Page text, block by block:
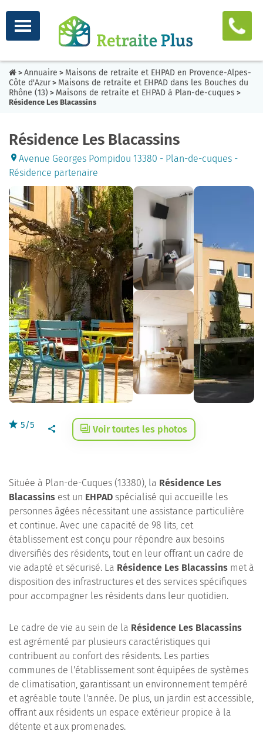
> Annuaire > Maisons de retraite et EHPAD en Provence-Alpes-
Côte d'Azur> Maisons de retraite et EHPAD dans les Bouches du
Rhône (13) > Maisons de retraite et EHPAD à Plan-de-cuques >
Résidence Les Blacassins
Résidence Les Blacassins
Avenue Georges Pompidou 13380 - Plan-de-cuques -
Résidence partenaire
5/5 Voir toutes les photos
Située à Plan-de-Cuques (13380), la Résidence Les
Blacassins est un EHPAD spécialisé qui accueille les
personnes âgées nécessitant une assistance particulière
et continue. Avec une capacité de 98 lits, cet
établissement est conçu pour répondre aux besoins
diversifiés des résidents, tout en leur offrant un cadre de
vie adapté et sécurisé. La Résidence Les Blacassins met à
disposition des infrastructures et des services spécifiques
pour accompagner les résidents dans leur quotidien.
Le cadre de vie au sein de la Résidence Les Blacassins
est agrémenté par plusieurs caractéristiques qui
contribuent au confort des résidents. Les parties
communes de l'établissement sont équipées de systèmes
de climatisation, garantissant un environnement tempéré
et agréable toute l'année. De plus, un jardin est accessible,
offrant aux résidents un espace extérieur propice à la
détente et aux promenades.